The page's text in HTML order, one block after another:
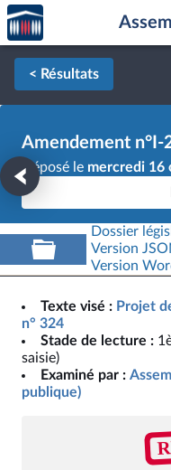
Aller au contenu
Aller en bas de la page
Accèder
à la
page
d'accueil
< Résultats
Amendement n°I-
Déposé le mercredi 16
Dossier
Version
Version
Texte visé : Projet
n° 324
Stade de lecture :
saisie)
Examiné par :
publique)